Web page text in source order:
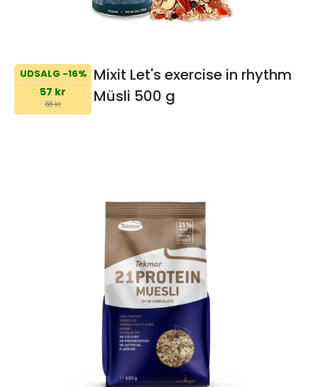
UDSALG -16%
57 kr
68 kr
Mixit Let's exercise in rhythm
Müsli 500 g